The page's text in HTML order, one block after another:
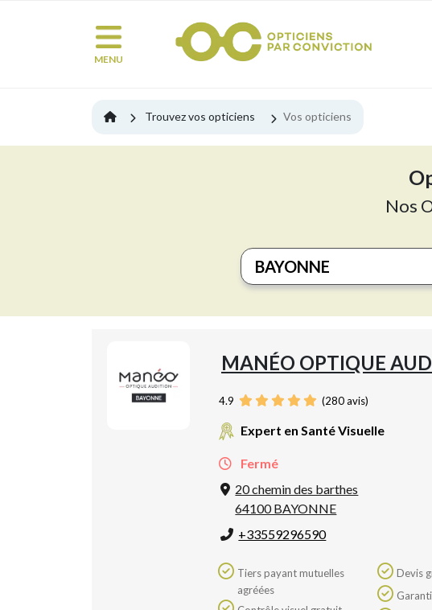
MENU
Trouvez vos opticiens Vos opticiens
Nos
MANÉO OPTIQUE
4.9 (280avis)
Expert en Santé Visuelle
Fermé
20 chemin des barthes
64100 BAYONNE
+33559296590
agréées
Devis